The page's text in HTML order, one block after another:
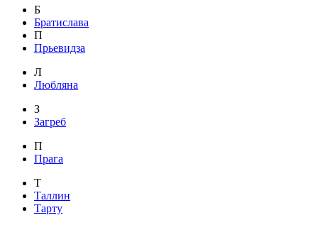
Б
Братислава
П
Прьевидза
Л
Любляна
З
Загреб
П
Прага
Т
Таллин
Тарту